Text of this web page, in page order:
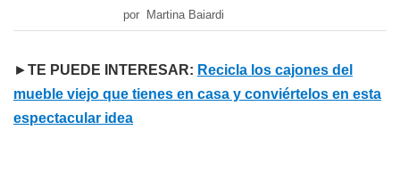
por Martina Baiardi
►TE PUEDE INTERESAR: Recicla los cajones del
mueble viejo que tienes en casa y conviértelos en esta
espectacular idea